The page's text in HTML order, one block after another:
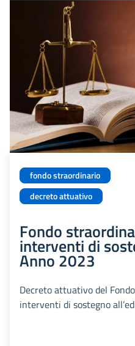
fondo straordinario
decreto attuativo
Fondo
interventi di
Anno 2023
Decreto attuativo del
interventi di sostegno